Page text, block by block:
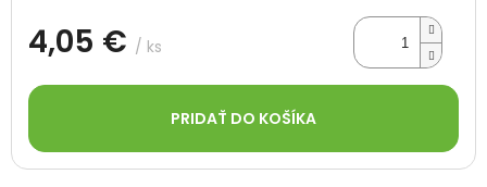
4,05 € / ks
cena:
PRIDAŤ DO KOŠÍKA